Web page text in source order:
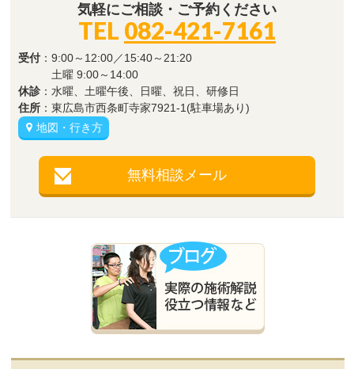
気軽にご相談・ご予約ください
TEL 082-421-7161
受付 ：9:00～12:00／15:40～21:20
土曜 9:00～14:00
休診 ：水曜、土曜午後、日曜、祝日、研修日
住所 ：東広島市西条町寺家7921-1(駐車場あり)
地図・行き方
無料相談メール